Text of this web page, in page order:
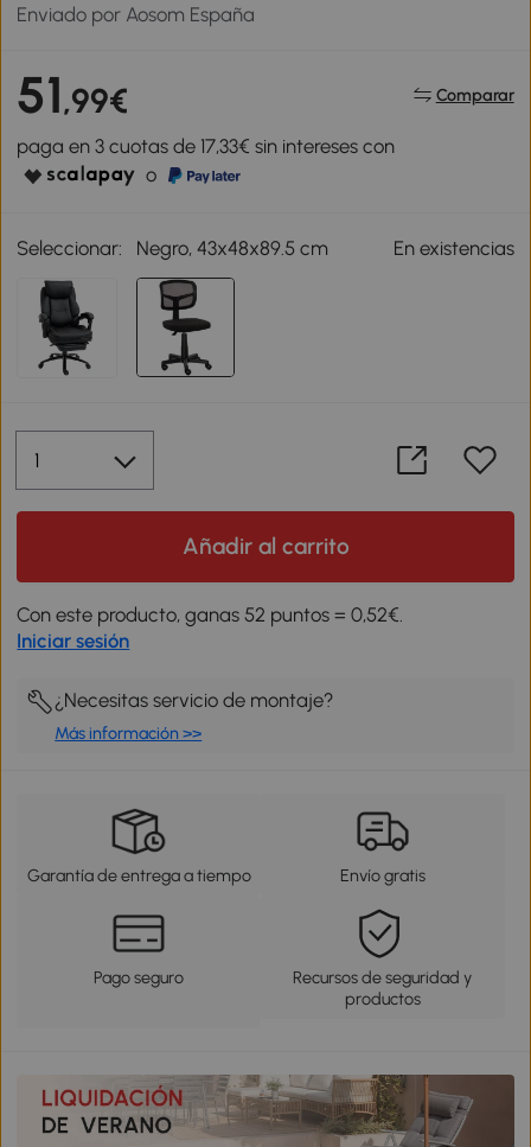
Enviado por Aosom España
51,99€ Comparar
paga en 3 cuotas de 17,33€ sin intereses con
o
Seleccionar: Negro, 43x48x89.5 cm En existencias
Añadir al carrito
Con este producto, ganas 52 puntos = 0,52€.
Iniciar sesión
¿Necesitas servicio de montaje?
Más información >>
Garantía de entrega a tiempo Envío gratis
Pago seguro
Recursos de seguridad y
productos